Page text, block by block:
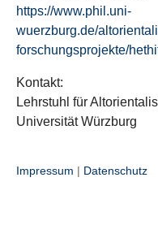
https://www.phil.uni-
wuerzburg.de/
forschungsprojekte/
Kontakt:
Lehrstuhl für
Universität Würzburg
Impressum | Datenschutz